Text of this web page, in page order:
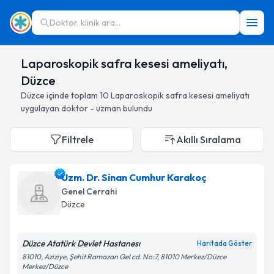
Doktor, klinik ara...
Laparoskopik safra kesesi ameliyatı,
Düzce
Düzce içinde toplam 10 Laparoskopik safra kesesi ameliyatı
uygulayan doktor - uzman bulundu
Filtrele Akıllı Sıralama
Uzm. Dr. Sinan Cumhur Karakoç
Genel Cerrahi
Düzce
Düzce Atatürk Devlet Hastanesı Haritada Göster
81010, Aziziye, Şehit Ramazan Gel cd. No:7, 81010 Merkez/Düzce
Merkez/Düzce